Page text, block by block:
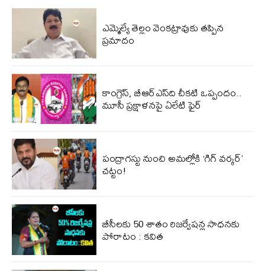
ఎమ్మెల్యే తెల్లం వెంకట్రావుకు తప్పిన
ప్రమాదం
కాంగ్రెస్, బీఆర్ఎస్‌ది చీకటి ఒప్పందం..
మూసీ ప్రక్షాళనపై ఏలేటి ఫైర్
పంద్రాగస్టు నుంచి అమల్లోకి ‘గిగ్ వర్కర్’
చట్టం!
బీసీలకు 50 శాతం రిజర్వేషన్ల సాధనకు
పోరాటం : కవిత